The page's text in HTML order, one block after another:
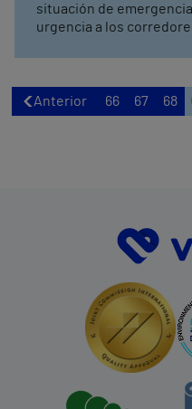
situación de
urgencia a los
Anterior 66 67 68